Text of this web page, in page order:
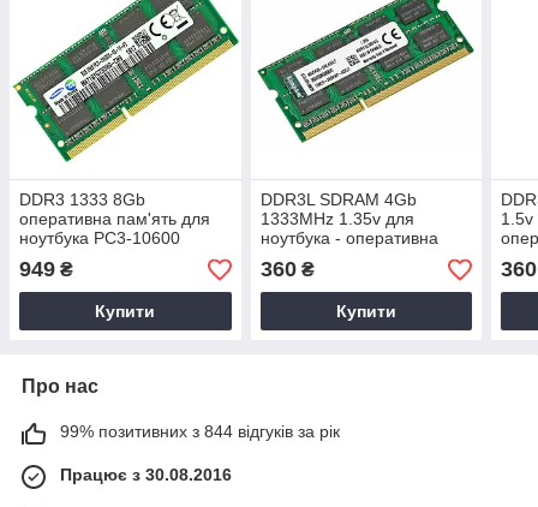
DDR3 1333 8Gb
оперативна пам'ять для
ноутбука PC3-10600
SoDIMM 1.5v
M471B1G73DH0-CH9
(7706985)
949 ₴
Купити
DDR3L SDRAM 4Gb
1333MHz 1.35v для
ноутбука - оперативна
пам'ять PC3L -10600
ДДР3Л 4 Гб 1333
KVR13LS9/4G
360₴
Купити
1.5v
4
360
Про нас
99% позитивних з 844 відгуків за рік
Працює з 30.08.2016